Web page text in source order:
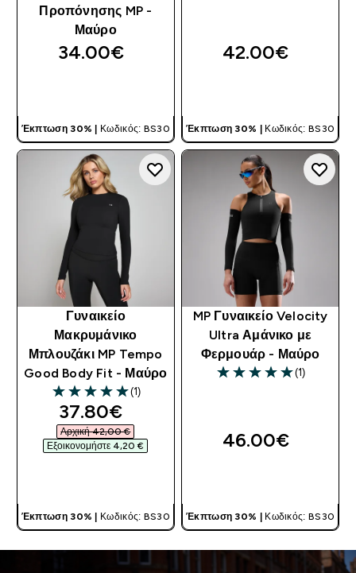
Προπόνησης MP -
Μαύρο
34.00€‎
Έκπτωση 30% | Κωδικός: BS30
42.00€‎
Έκπτωση 30% | Κωδικός: BS30
Γυναικείο
Μακρυμάνικο
Μπλουζάκι MP Tempo
Good Body Fit - Μαύρο
5 out of 5 stars
(1)
discounted price
37.80€‎
Αρχική 42,00 €‎
Εξοικονομήστε 4,20 €‎
Έκπτωση 30% | Κωδικός: BS30
MP Γυναικείο Velocity
Ultra Αμάνικο με
Φερμουάρ - Μαύρο
5 out of 5 stars
(1)
46.00€‎
Έκπτωση 30% | Κωδικός: BS30